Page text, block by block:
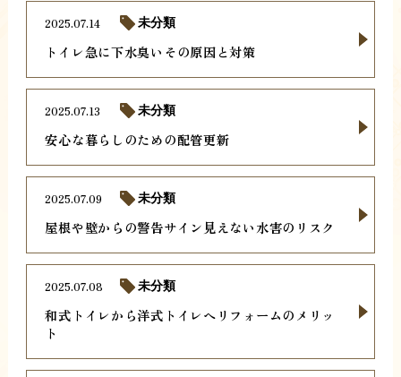
トイレ急に下水臭いその原因と対策
2025.07.14 未分類
安心な暮らしのための配管更新
2025.07.13 未分類
屋根や壁からの警告サイン見えない水害のリスク
2025.07.09 未分類
和式トイレから洋式トイレへリフォームのメリッ
ト
2025.07.08 未分類